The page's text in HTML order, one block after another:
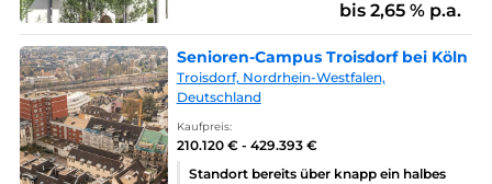
bis 2,65 % p.a.
Senioren-Campus Troisdorf bei Köln
Troisdorf, Nordrhein-Westfalen,
Deutschland
Kaufpreis:
210.120 € - 429.393 €
Standort bereits über knapp ein halbes